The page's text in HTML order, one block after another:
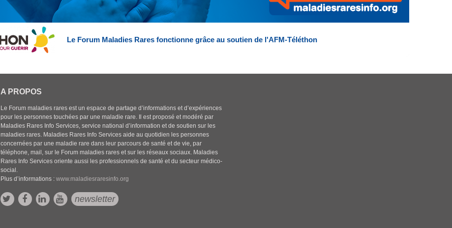
Le Forum Maladies Rares fonctionne grâce au soutien de l'AFM-Téléthon
A PROPOS
Le Forum maladies rares est un espace de partage d’informations et d’expériences
pour les personnes touchées par une maladie rare. Il est proposé et modéré par
Maladies Rares Info Services, service national d’information et de soutien sur les
maladies rares. Maladies Rares Info Services aide au quotidien les personnes
concernées par une maladie rare dans leur parcours de santé et de vie, par
téléphone, mail, sur le Forum maladies rares et sur les réseaux sociaux. Maladies
Rares Info Services oriente aussi les professionnels de santé et du secteur médico-
social.
Plus d’informations :www.maladiesraresinfo.org
newsletter